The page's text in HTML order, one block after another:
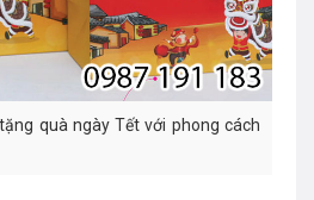
quà ngày Tết với phong cách